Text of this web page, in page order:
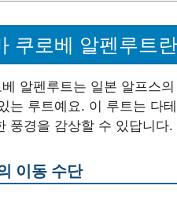
쿠로베 알펜루트
알펜루트는 일본 알프스
는 루트예요. 이 루트는 다
풍경을 감상할 수 있답니다.
이동 수단